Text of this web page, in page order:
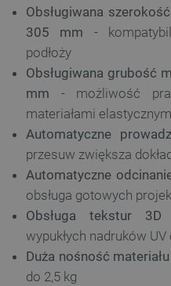
Obsługiwana
305 mm -
podłoży
Obsługiwana grubość
mm - możliwość
materiałami
Automatyczne
przesuw zwiększa
Automatyczne
obsługa gotowych
Obsługa tekstur 3D
wypukłych nadruków
Duża nośność materiału
do 2,5 kg